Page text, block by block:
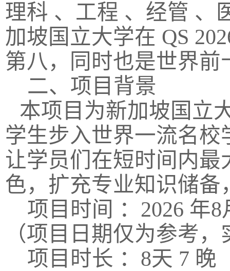
理科 、工程 、经管 、
加坡国立大学在 QS
第八，同时也是世界
二、项目背景
本项目为新加坡国立
学生步入世界一流名
让学员们在短时间内
色，扩充专业知识储
项目时间 ： 2026 年8
（项目日期仅为参考
项目时长 ： 8天 7 晚